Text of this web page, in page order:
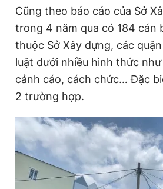
Theo dõi báo trên
Hotline
0906 645 777
Liên hệ
0908
Đặt báo Quảng cáo RSS
Tổng biên tập: Nguyễn Ngọc Toàn
Phó tổng biên tập thường trực: Hải
Phó tổng biên tập: Lâm Hiếu Dũng
Phó tổng biên tập: Trần Việt Hưng
Tổng thư ký tòa soạn: Đức Trung
Cũng theo báo cáo của Sở
trong 4 năm qua có 184 cán
thuộc Sở Xây dựng, các
luật dưới nhiều hình thức
cảnh cáo, cách chức… Đặc
2 trường hợp.